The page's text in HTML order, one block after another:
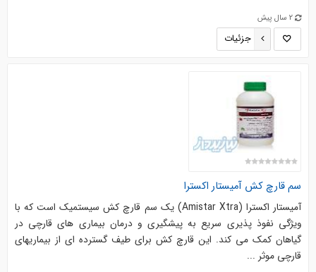
2 سال پیش
جزئیات
سم قارچ کش آمیستار اکسترا
آمیستار اکسترا (Amistar Xtra) یک سم قارچ کش سیستمیک است که با
ویژگی نفوذ پذیری سریع به پیشگیری و درمان بیماری های قارچی در
گیاهان کمک می کند. این قارچ کش برای طیف گسترده ای از بیماریهای
قارچی موثر ...